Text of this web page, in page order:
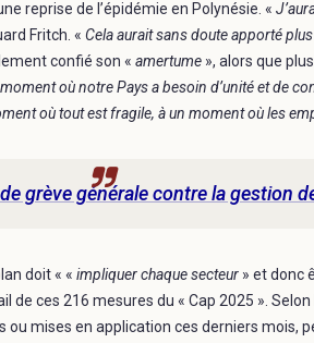
reprise de l’épidémie en Polynésie. «
Fritch. « Cela aurait sans doute apporté
confié son « amertume », alors que
où notre Pays a besoin d’unité et de
où tout est fragile, à un moment où les
grève générale contre la gestion
doit « « impliquer chaque secteur » et donc
ces 216 mesures du « Cap 2025 ».
ou mises en application ces derniers mois,